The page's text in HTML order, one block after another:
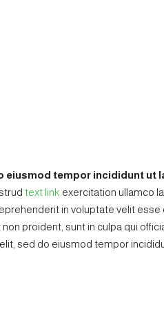
tempor incididunt ut
text link exercitation ullamco
in voluptate velit esse
proident, sunt in culpa qui
sed do eiusmod tempor